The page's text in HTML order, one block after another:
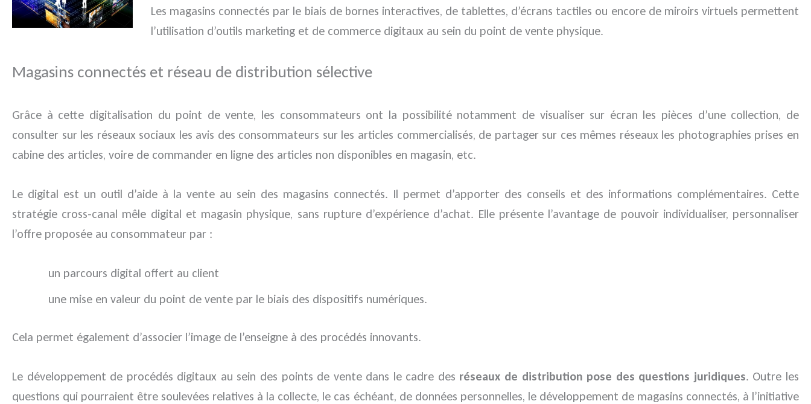
Les magasins connectés par le biais de bornes interactives, de tablettes, d’écrans tactiles ou encore de miroirs virtuels permettent
l’utilisation d’outils marketing et de commerce digitaux au sein du point de vente physique.
Magasins connectés et réseau de distribution sélective
Grâce à cette digitalisation du point de vente, les consommateurs ont la possibilité notamment de visualiser sur écran les pièces d’une collection, de
consulter sur les réseaux sociaux les avis des consommateurs sur les articles commercialisés, de partager sur ces mêmes réseaux les photographies prises en
cabine des articles, voire de commander en ligne des articles non disponibles en magasin, etc.
Le digital est un outil d’aide à la vente au sein des magasins connectés. Il permet d’apporter des conseils et des informations complémentaires. Cette
stratégie cross-canal mêle digital et magasin physique, sans rupture d’expérience d’achat. Elle présente l’avantage de pouvoir individualiser, personnaliser
l’offre proposée au consommateur par :
un parcours digital offert au client
une mise en valeur du point de vente par le biais des dispositifs numériques.
Cela permet également d’associer l’image de l’enseigne à des procédés innovants.
Le développement de procédés digitaux au sein des points de vente dans le cadre des réseaux de distribution pose des questions juridiques. Outre les
questions qui pourraient être soulevées relatives à la collecte, le cas échéant, de données personnelles, le développement de magasins connectés, à l’initiative